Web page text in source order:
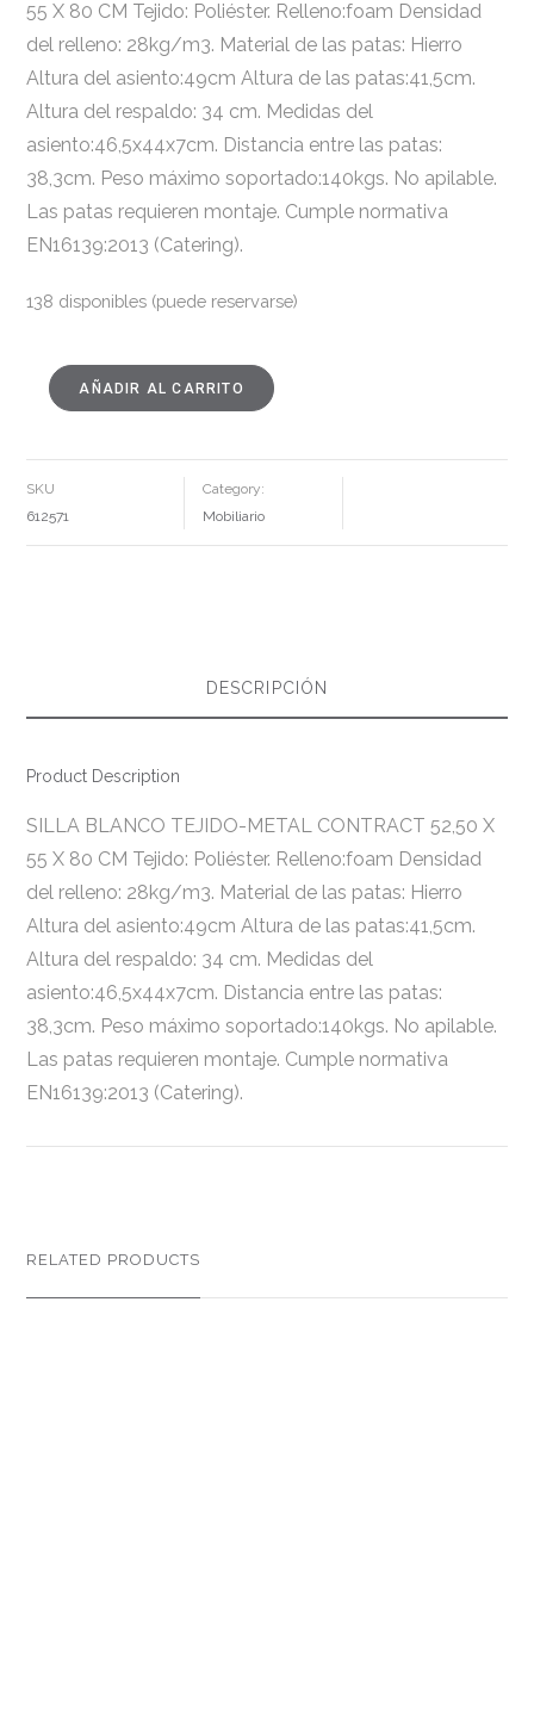
55 X 80 CM Tejido: Poliéster. Relleno:foam Densidad
del relleno: 28kg/m3. Material de las patas: Hierro
Altura del asiento:49cm Altura de las patas:41,5cm.
Altura del respaldo: 34 cm. Medidas del
asiento:46,5x44x7cm. Distancia entre las patas:
38,3cm. Peso máximo soportado:140kgs. No apilable.
Las patas requieren montaje. Cumple normativa
EN16139:2013 (Catering).
138 disponibles (puede reservarse)
SILLA
BLANCO
CONTRACT
X
55
X
CM
AÑADIR AL CARRITO
SKU
612571
Category:
Mobiliario
DESCRIPCIÓN
Product Description
SILLA BLANCO TEJIDO-METAL CONTRACT 52,50 X
55 X 80 CM Tejido: Poliéster. Relleno:foam Densidad
del relleno: 28kg/m3. Material de las patas: Hierro
Altura del asiento:49cm Altura de las patas:41,5cm.
Altura del respaldo: 34 cm. Medidas del
asiento:46,5x44x7cm. Distancia entre las patas:
38,3cm. Peso máximo soportado:140kgs. No apilable.
Las patas requieren montaje. Cumple normativa
EN16139:2013 (Catering).
RELATED PRODUCTS